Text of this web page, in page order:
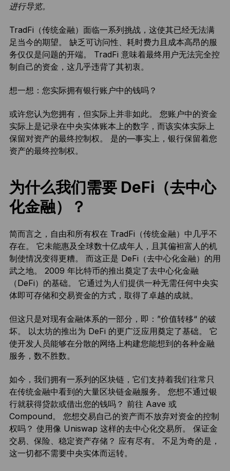
进行导览。
TradFi（传统金融）面临一系列挑战，这使其已经无法满
足当今的期望。 缺乏可访问性、耗时费力且成本高昂的服
务仅仅是问题的开端。 TradFi 意味着最终用户无法完全控
制自己的资金，这几乎违背了其初衷。
想一想：您实际拥有银行账户中的钱吗？
或许您认为您拥有，但实际上并非如此。 您账户中的资金
实际上是记录在中央实体账本上的数字，而该实体实际上
保留对资产的最终控制权。 是的—事实上，银行保留着您
资产的最终控制权。
为什么我们需要 DeFi（去中心
化金融）？
简而言之，自由和所有权在 TradFi（传统金融）中几乎不
存在。 它未能惠及全球数十亿成年人，且其偏袒富人的机
制使情况变得更糟。 而这正是 DeFi（去中心化金融）的用
武之地。 2009 年比特币的推出奠定了去中心化金融
（DeFi）的基础。 它通过为人们提供一种无需任何中央实
体即可存储和交易资金的方式，取得了卓越的成就。
但这只是对现有金融体系的一部分，即：”价值转移“ 的破
坏。 以太坊的推出为 DeFi 的更广泛应用奠定了基础。 它
使开发人员能够在分散的网络上构建您能想到的各种金融
服务，数不胜数。
如今，我们拥有一系列的区块链，它们支持着我们往常只
在传统金融中看到的大量区块链金融服务。 您想不通过银
行就获得贷款或借出您的钱吗？ 前往 Aave 或
Compound。 您想交易自己的资产而不放弃对资金的控制
权吗？ 使用像 Uniswap 这样的去中心化交易所。 保证金
交易、保险、稳定资产存储？ 应有尽有。 不足为奇的是，
这一切都不需要中央实体而运转。